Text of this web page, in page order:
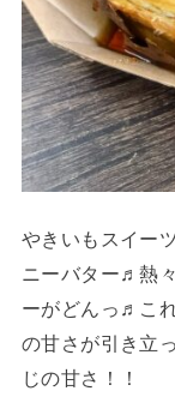
やきいもスイー
ニーバター♬熱
ーがどんっ♬こ
の甘さが引き立
じの甘さ！！